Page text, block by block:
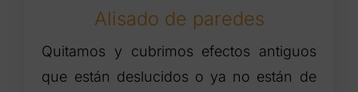
Alisado de paredes
Quitamos y cubrimos efectos antiguos
que están deslucidos o ya no están de